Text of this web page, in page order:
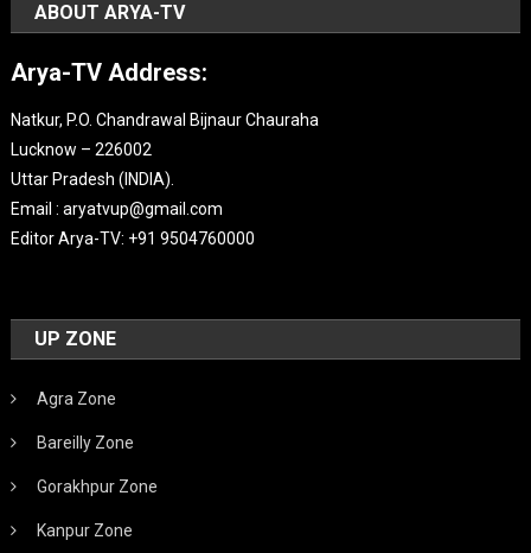
ABOUT ARYA-TV
Arya-TV Address:
Natkur, P.O. Chandrawal Bijnaur Chauraha
Lucknow – 226002
Uttar Pradesh (INDIA).
Email : aryatvup@gmail.com
Editor Arya-TV: +91 9504760000
UP ZONE
Agra Zone
Bareilly Zone
Gorakhpur Zone
Kanpur Zone